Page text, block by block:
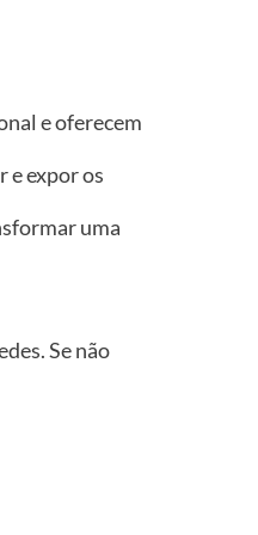
e oferecem
e expor os
uma
Se não